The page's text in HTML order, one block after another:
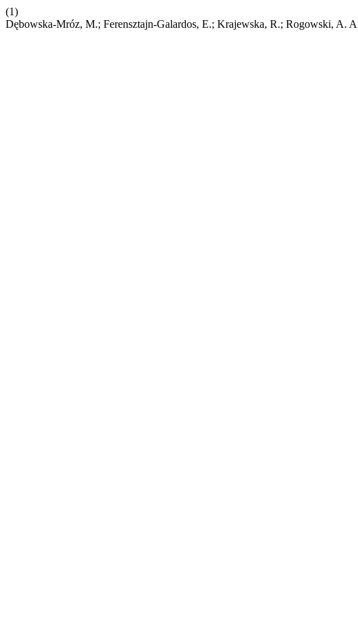
(1)
Dębowska-Mróz, M.; Ferensztajn-Galardos, E.; Krajewska, R.; Rogowski, A.